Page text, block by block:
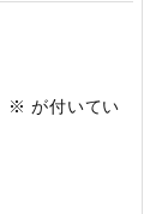
※ が付いてい